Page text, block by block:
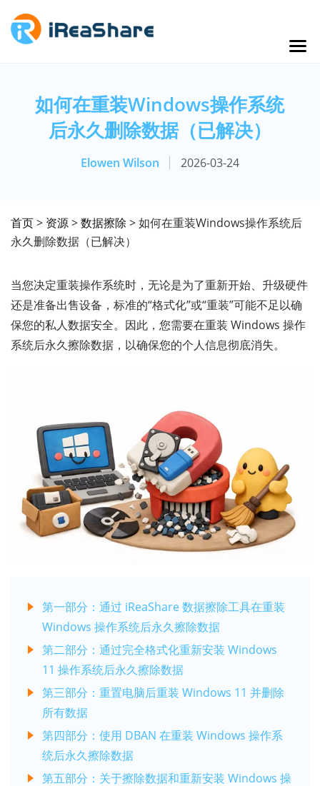
如何在重装Windows操作系统
后永久删除数据（已解决）
Elowen Wilson 2026-03-24
首页> 资源>数据擦除 > 如何在重装Windows操作系统后
永久删除数据（已解决）
当您决定重装操作系统时，无论是为了重新开始、升级硬件
还是准备出售设备，标准的“格式化”或“重装”可能不足以确
保您的私人数据安全。因此，您需要在重装 Windows 操作
系统后永久擦除数据，以确保您的个人信息彻底消失。
第一部分：通过 iReaShare 数据擦除工具在重装
Windows 操作系统后永久擦除数据
第二部分：通过完全格式化重新安装 Windows
11 操作系统后永久擦除数据
第三部分：重置电脑后重装 Windows 11 并删除
所有数据
第四部分：使用 DBAN 在重装 Windows 操作系
统后永久擦除数据
第五部分：关于擦除数据和重新安装 Windows 操